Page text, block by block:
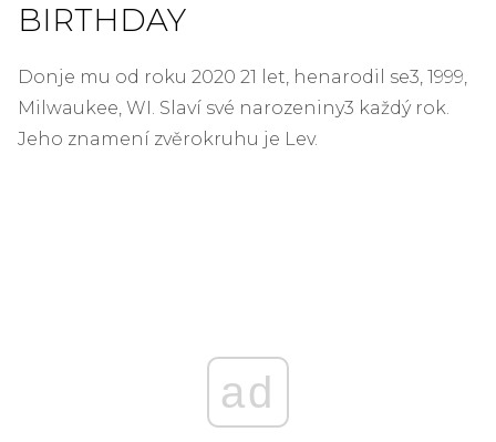
BIRTHDAY
Donje mu od roku 2020 21 let, henarodil se3, 1999,
Milwaukee, WI. Slaví své narozeniny3 každý rok.
Jeho znamení zvěrokruhu je Lev.
ad